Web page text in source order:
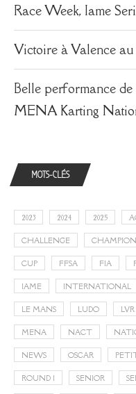
Race Week, Iame
Victoire à Valence
Belle performance
MENA Karting
MOTS-CLÉS
2023 2024 2025
CHALLENGE
CUP FFSA FIA
IAME INTERNATIONAL
LE MANS LUDO LVR
MENA NACT
NEWS OSCAR
ROUND 1 SENIOR